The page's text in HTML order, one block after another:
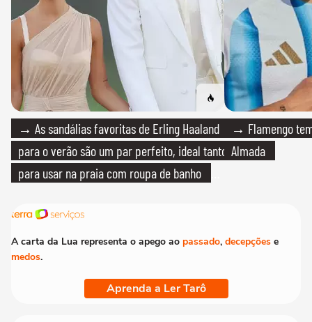
→ As sandálias favoritas de Erling Haaland
para o verão são um par perfeito, ideal tanto
para usar na praia com roupa de banho
→ Flamengo
Almada
A carta da Lua representa o apego ao passado, decepções e
medos.
Aprenda a Ler Tarô